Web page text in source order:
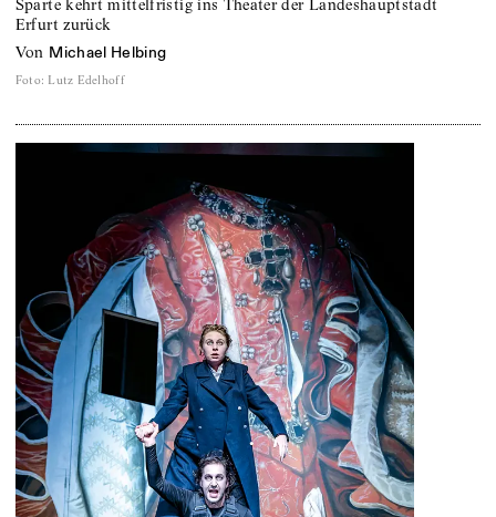
Sparte kehrt mittelfristig ins Theater der Landeshauptstadt
Erfurt zurück
von Michael Helbing
Foto: Lutz Edelhoff